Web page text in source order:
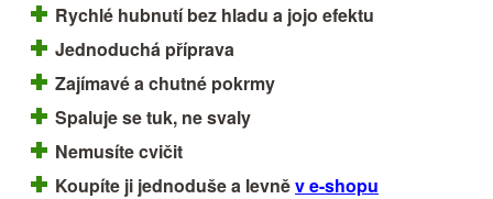
Rychlé hubnutí bez hladu a jojo efektu
Jednoduchá příprava
Zajímavé a chutné pokrmy
Spaluje se tuk, ne svaly
Nemusíte cvičit
Koupíte ji jednoduše a levněv e-shopu